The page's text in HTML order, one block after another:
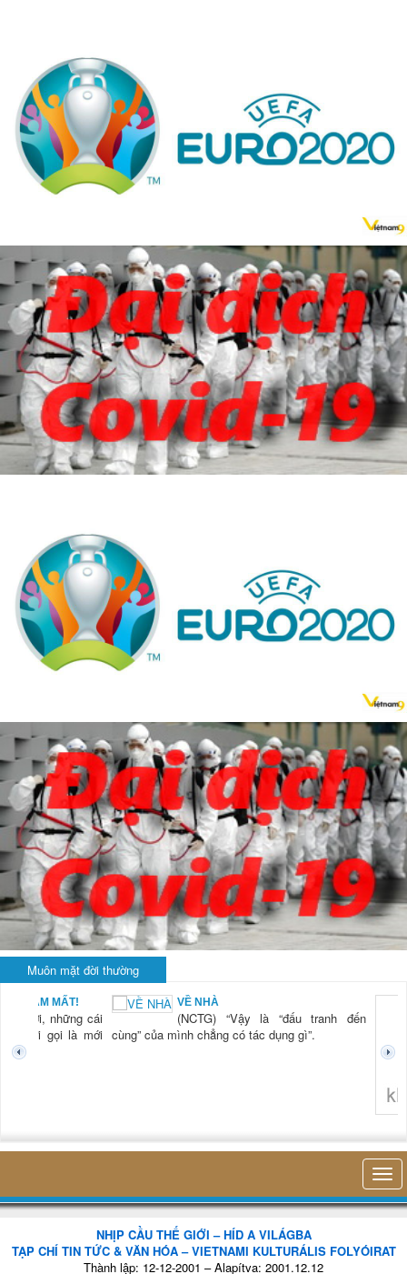
Muôn mặt đời thường
cái
là mới
VỀ NHÀ
(NCTG) “Vậy là “đấu tranh đến
cùng” của mình chẳng có tác dụng gì”.
NHỊP CẦU THẾ GIỚI – HÍD A VILÁGBA
TẠP CHÍ TIN TỨC & VĂN HÓA – VIETNAMI KULTURÁLIS FOLYÓIRAT
Thành lập: 12-12-2001 – Alapítva: 2001.12.12